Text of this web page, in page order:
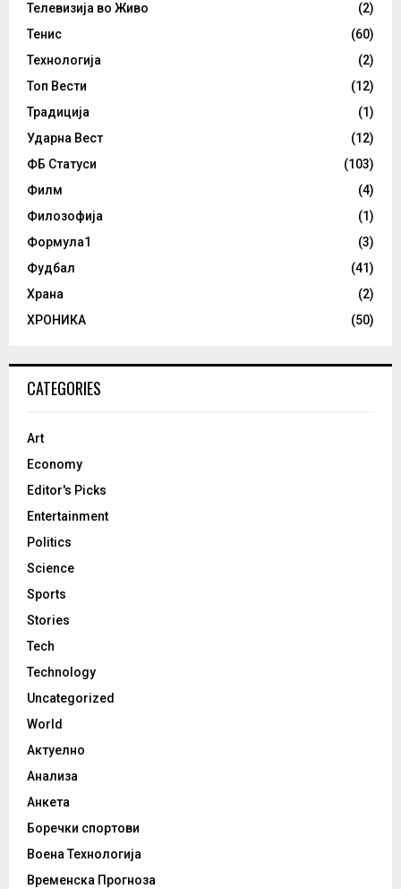
Телевизија во Живо
(2)
Тенис
(60)
Технологија
(2)
Топ Вести
(12)
Традиција
(1)
Ударна Вест
(12)
ФБ Статуси
(103)
Филм
(4)
Филозофија
(1)
Формула1
(3)
Фудбал
(41)
Храна
(2)
ХРОНИКА
(50)
CATEGORIES
Art
Economy
Editor's Picks
Entertainment
Politics
Science
Sports
Stories
Tech
Technology
Uncategorized
World
Актуелно
Анализа
Анкета
Боречки спортови
Воена Технологија
Временска Прогноза